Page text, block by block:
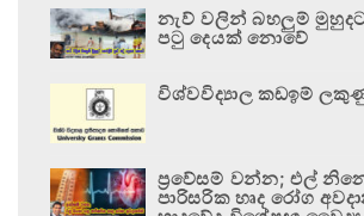
නැව් වලින් බහලුම්
පටු දෙයක් නොවේ
විශ්වවිද්‍යාල කඩඉම්
ප්‍රවේසම් වන්න; එල්
පාරිසරික හෘද රෝග